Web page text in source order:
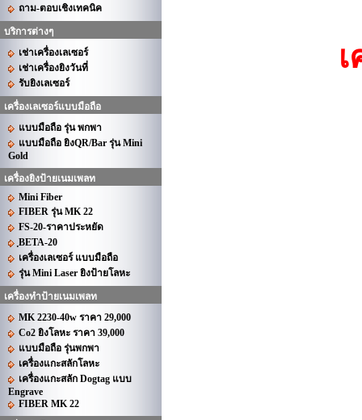
ถาม-ตอบเชิงเทคนิค
บริการต่างๆ
เช่าเครื่องเลเซอร์
เช่าเครื่องยิงวันที่
รับยิงเลเซอร์
เครื่องเลเซอร์แบบมือถือ
แบบมือถือ รุ่น พกพา
แบบมือถือ ยิงQR/Bar รุ่น Mini
Gold
เครื่องยิงป้ายเนมเพลท
Mini Fiber
FIBER รุ่น MK 22
FS-20-ราคาประหยัด
ฺBETA-20
เครื่องเลเซอร์ แบบมือถือ
รุ่น Mini Laser ยิงป้ายโลหะ
เครื่องทำป้ายเนมเพลท
MK 2230-40w ราคา 29,000
Co2 ยิงโลหะ ราคา 39,000
แบบมือถือ รุ่นพกพา
เครื่องแกะสลักโลหะ
เครื่องแกะสลัก Dogtag แบบ
Engrave
FIBER MK 22